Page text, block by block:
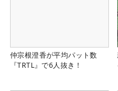
仲宗根澄香が平均パット数
『TRTL』で6人抜き！